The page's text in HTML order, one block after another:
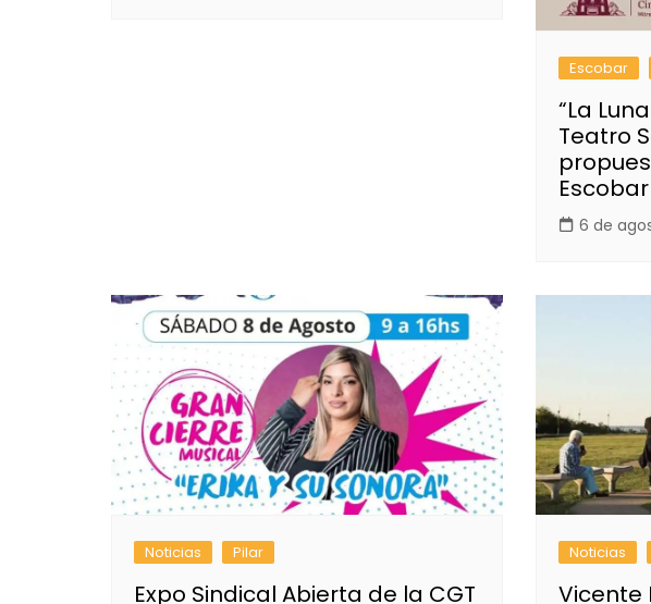
Escobar
“La
Teatro
Escobar
6 de
Noticias Pilar
Expo Sindical Abierta de la CGT
Noticias
Vicente